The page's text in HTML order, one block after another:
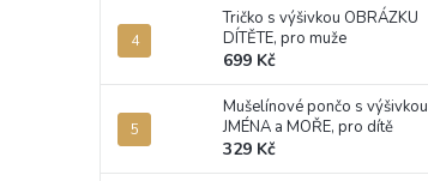
Tričko s výšivkou OBRÁZKU
DÍTĚTE, pro muže
699 Kč
Mušelínové pončo s výšivkou
JMÉNA a MOŘE, pro dítě
329 Kč